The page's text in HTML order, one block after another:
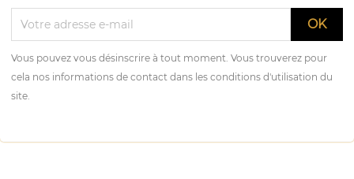
Vous pouvez vous désinscrire à tout moment. Vous trouverez pour
cela nos informations de contact dans les conditions d'utilisation du
site.